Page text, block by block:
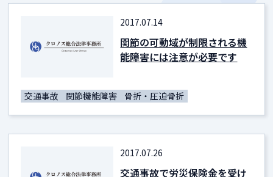
2017.07.14
関節の可動域が制限される機
能障害には注意が必要です
交通事故 関節機能障害 骨折・圧迫骨折
2017.07.26
交通事故で労災保険金を受け